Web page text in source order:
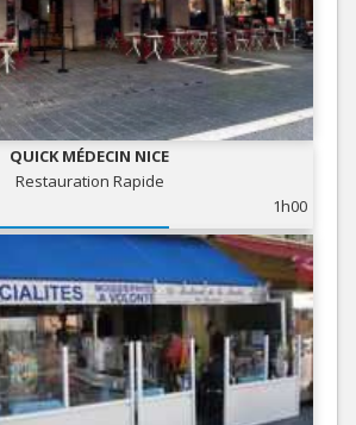
QUICK MÉDECIN NICE
Restauration Rapide
1h00